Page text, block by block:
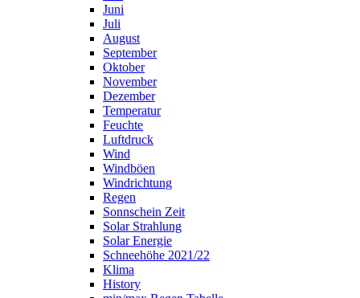
Juni
Juli
August
September
Oktober
November
Dezember
Temperatur
Feuchte
Luftdruck
Wind
Windböen
Windrichtung
Regen
Sonnschein Zeit
Solar Strahlung
Solar Energie
Schneehöhe 2021/22
Klima
History